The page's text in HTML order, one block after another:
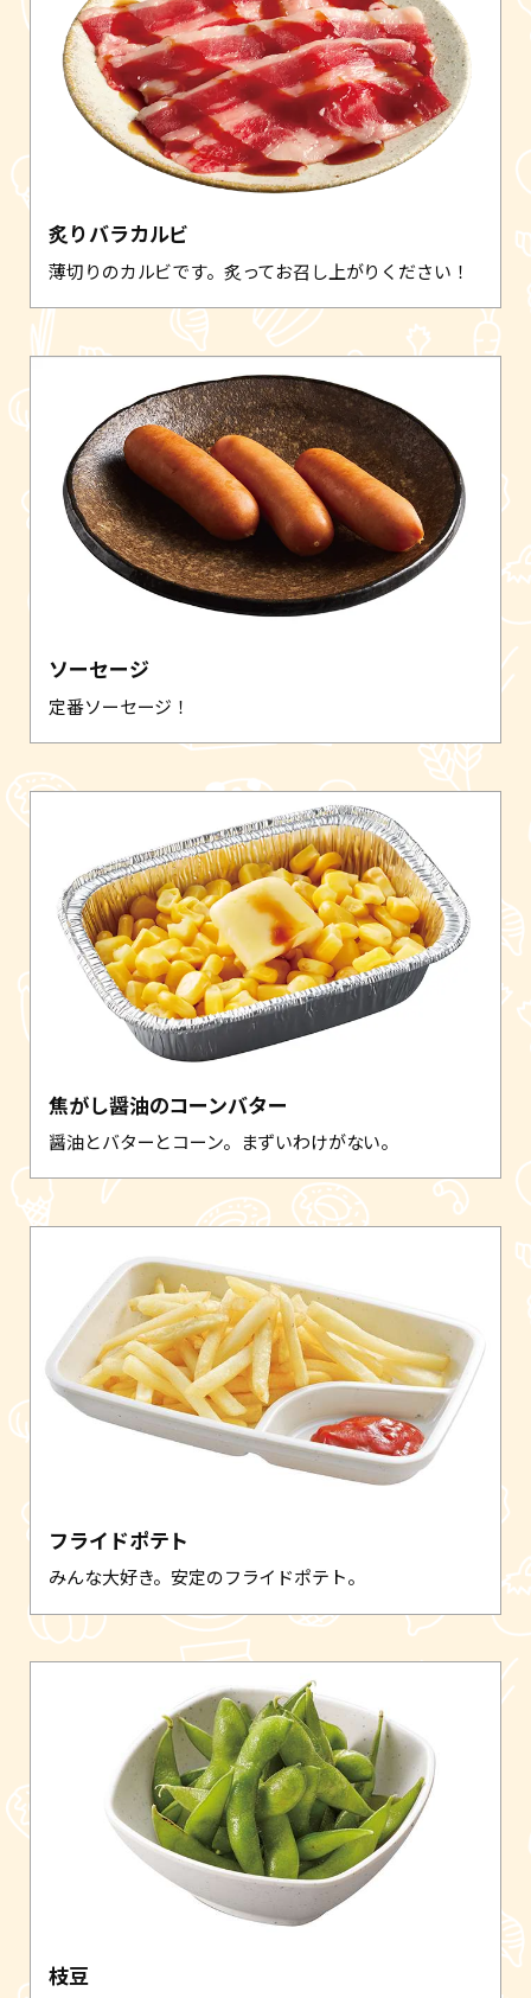
炙りバラカルビ
薄切りのカルビです。炙ってお召し上がりください！
ソーセージ
定番ソーセージ！
焦がし醤油のコーンバター
醤油とバターとコーン。まずいわけがない。
フライドポテト
みんな大好き。安定のフライドポテト。
枝豆